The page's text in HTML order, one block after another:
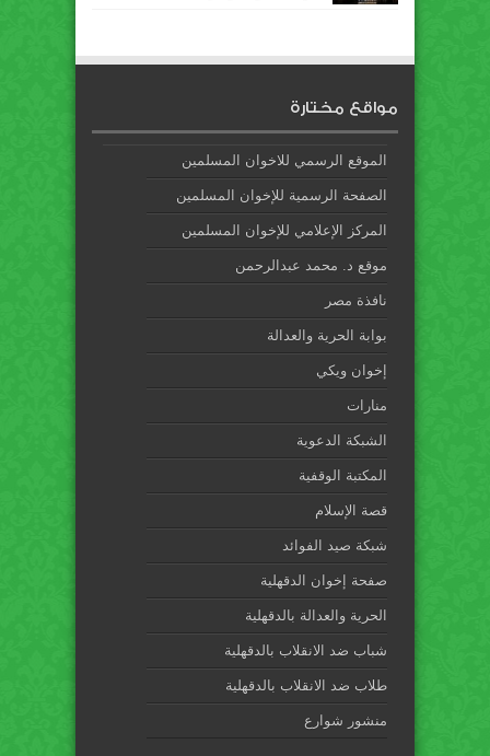
مواقع مختارة
الموقع الرسمي للاخوان المسلمين
الصفحة الرسمية للإخوان المسلمين
المركز الإعلامي للإخوان المسلمين
موقع د. محمد عبدالرحمن
نافذة مصر
بوابة الحرية والعدالة
إخوان ويكي
منارات
الشبكة الدعوية
المكتبة الوقفية
قصة الإسلام
شبكة صيد الفوائد
صفحة إخوان الدقهلية
الحرية والعدالة بالدقهلية
شباب ضد الانقلاب بالدقهلية
طلاب ضد الانقلاب بالدقهلية
منشور شوارع